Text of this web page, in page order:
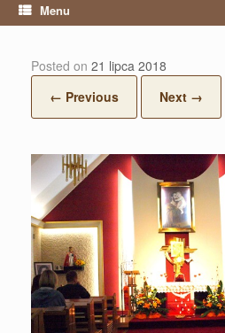
Menu
Posted on 21 lipca 2018
← Previous
Next →